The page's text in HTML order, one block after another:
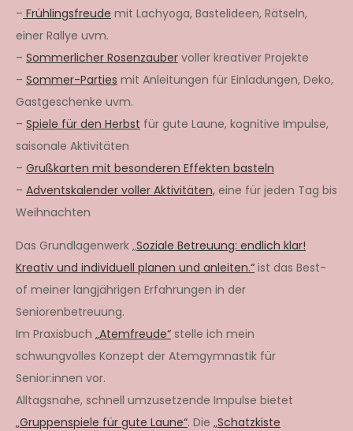
– Frühlingsfreude mit Lachyoga, Bastelideen, Rätseln,
einer Rallye uvm.
– Sommerlicher Rosenzauber voller kreativer Projekte
– Sommer-Parties mit Anleitungen für Einladungen, Deko,
Gastgeschenke uvm.
– Spiele für den Herbst für gute Laune, kognitive Impulse,
saisonale Aktivitäten
– Grußkarten mit besonderen Effekten basteln
– Adventskalender voller Aktivitäten, eine für jeden Tag bis
Weihnachten
Das Grundlagenwerk „Soziale Betreuung: endlich klar!
Kreativ und individuell planen und anleiten.“ ist das Best-
of meiner langjährigen Erfahrungen in der
Seniorenbetreuung.
Im Praxisbuch „Atemfreude“ stelle ich mein
schwungvolles Konzept der Atemgymnastik für
Senior:innen vor.
Alltagsnahe, schnell umzusetzende Impulse bietet
„Gruppenspiele für gute Laune“. Die „Schatzkiste